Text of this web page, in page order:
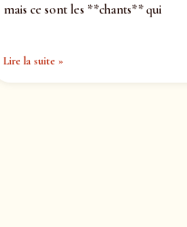
mais ce sont les **chants** qui
Lire la suite »